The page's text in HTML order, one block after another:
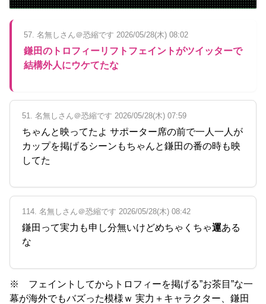
57. 名無しさん＠恐縮です 2026/05/28(木) 08:02
鎌田のトロフィーリフトフェイントがツイッターで
結構外人にウケてたな
51. 名無しさん＠恐縮です 2026/05/28(木) 07:59
ちゃんと映ってたよ サポーター席の前で一人一人が
カップを掲げるシーンもちゃんと鎌田の番の時も映
してた
114. 名無しさん＠恐縮です 2026/05/28(木) 08:42
鎌田って実力も申し分無いけどめちゃくちゃ運ある
な
※ フェイントしてからトロフィーを掲げる”お茶目”な一
幕が海外でもバズった模様ｗ 実力＋キャラクター、鎌田